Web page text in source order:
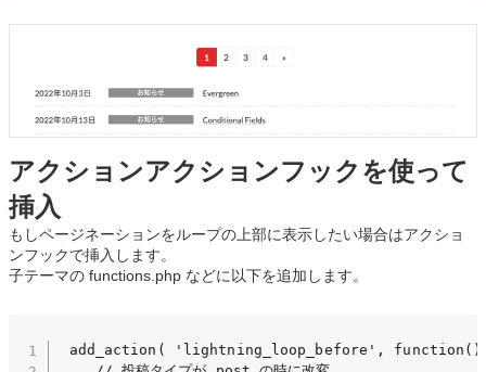
アクションアクションフックを使って
挿入
もしページネーションをループの上部に表示したい場合はアクショ
ンフックで挿入します。
子テーマの functions.php などに以下を追加します。
add_action( 'lightning_loop_before',